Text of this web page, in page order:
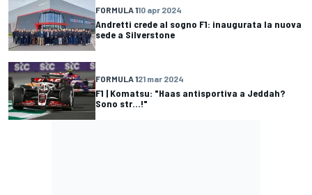
FORMULA 110 apr 2024
Andretti crede al sogno F1: inaugurata la nuova
sede a Silverstone
FORMULA 121 mar 2024
F1 | Komatsu: "Haas antisportiva a Jeddah?
Sono str...!"